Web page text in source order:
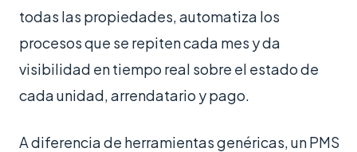
todas las propiedades, automatiza los
procesos que se repiten cada mes y da
visibilidad en tiempo real sobre el estado de
cada unidad, arrendatario y pago.
A diferencia de herramientas genéricas, un PMS